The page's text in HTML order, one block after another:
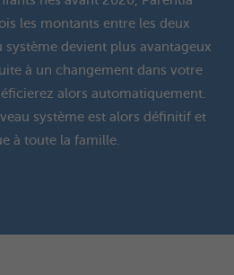
les montants entre les deux
système devient plus avantageux
à un changement dans votre
alors automatiquement.
système est alors définitif et
à toute la famille.